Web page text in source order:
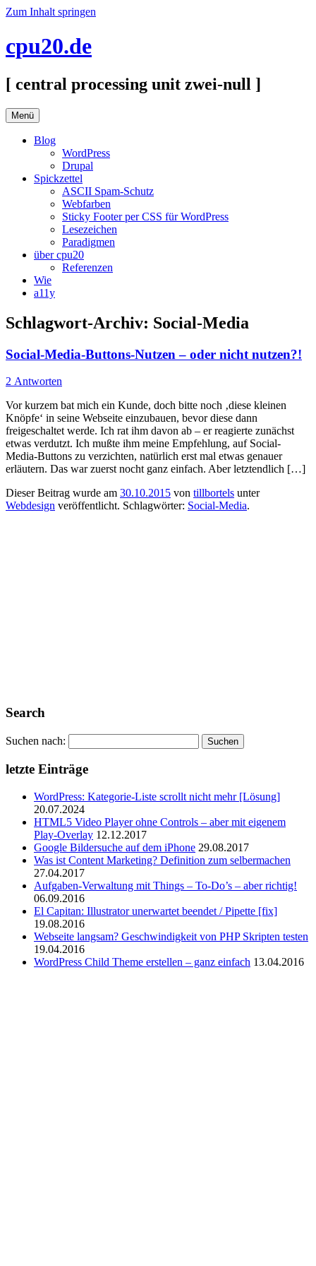
Zum Inhalt springen
cpu20.de
[ central processing unit zwei-null ]
Menü
Blog
WordPress
Drupal
Spickzettel
ASCII Spam-Schutz
Webfarben
Sticky Footer per CSS für WordPress
Lesezeichen
Paradigmen
über cpu20
Referenzen
Wie
a11y
Schlagwort-Archiv: Social-Media
Social-Media-Buttons-Nutzen – oder nicht nutzen?!
2 Antworten
Vor kurzem bat mich ein Kunde, doch bitte noch ‚diese kleinen
Knöpfe‘ in seine Webseite einzubauen, bevor diese dann
freigeschaltet werde. Ich rat ihm davon ab – er reagierte zunächst
etwas verdutzt. Ich mußte ihm meine Empfehlung, auf Social-
Media-Buttons zu verzichten, natürlich erst mal etwas genauer
erläutern. Das war zuerst nocht ganz einfach. Aber letztendlich […]
Dieser Beitrag wurde am 30.10.2015 von tillbortels unter
Webdesign veröffentlicht. Schlagwörter: Social-Media.
Search
Suchen nach:
letzte Einträge
WordPress: Kategorie-Liste scrollt nicht mehr [Lösung]
20.07.2024
HTML5 Video Player ohne Controls – aber mit eigenem
Play-Overlay 12.12.2017
Google Bildersuche auf dem iPhone 29.08.2017
Was ist Content Marketing? Definition zum selbermachen
27.04.2017
Aufgaben-Verwaltung mit Things – To-Do’s – aber richtig!
06.09.2016
El Capitan: Illustrator unerwartet beendet / Pipette [fix]
19.08.2016
Webseite langsam? Geschwindigkeit von PHP Skripten testen
19.04.2016
WordPress Child Theme erstellen – ganz einfach 13.04.2016